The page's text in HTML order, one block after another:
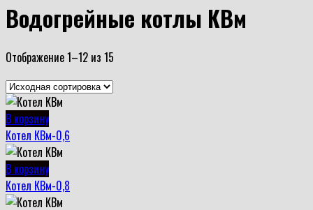
Водогрейные котлы КВм
Отображение 1–12 из 15
В корзину
Котел КВм-0,6
В корзину
Котел КВм-0,8